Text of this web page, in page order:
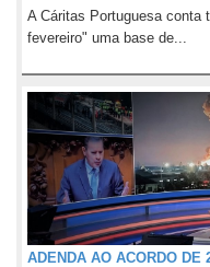
A Cáritas Portuguesa conta
fevereiro" uma base de...
ADENDA AO ACORDO DE